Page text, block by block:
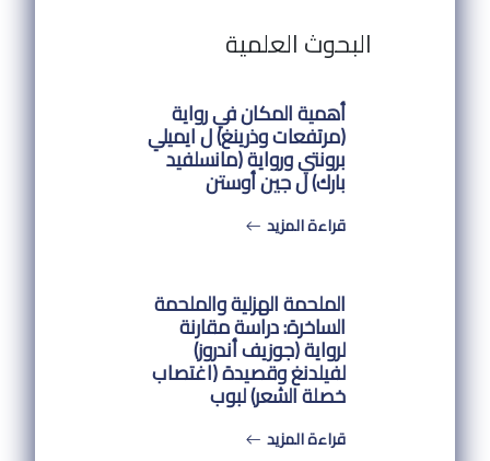
البحوث العلمية
أهمية المكان في رواية
(مرتفعات وذرينغ) ل ايميلي
برونتي ورواية (مانسلفيد
بارك) ل جين أوستن
قراءة المزيد
الملحمة الهزلية والملحمة
الساخرة: دراسة مقارنة
لرواية (جوزيف أندروز)
لفيلدنغ وقصيدة (اغتصاب
خصلة الشعر) لبوب
قراءة المزيد